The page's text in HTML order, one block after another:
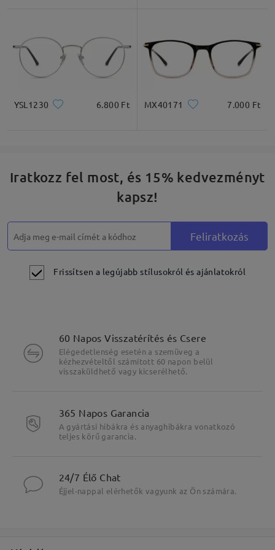
Fő jellemzők kiemelése
véleményt
Írjon egy véleményt
YSL1230 6.800 Ft MX40171 7.000 Ft
Iratkozz fel most, és 15% kedvezményt
kapsz!
Feliratkozás
Frissítsen a legújabb stílusokról és ajánlatokról
60 Napos Visszatérítés és Csere
Elégedetlenség esetén a szemüveg a
kézhezvételtől számított 60 napon belül
visszaküldhető vagy kicserélhető.
365 Napos Garancia
A gyártási hibákra és anyaghibákra vonatkozó
teljes körű garancia.
24/7 Élő Chat
Éjjel-nappal elérhetők vagyunk az Ön számára.